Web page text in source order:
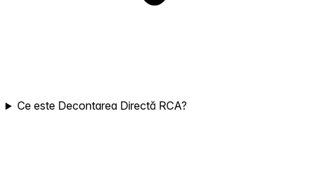
Ce este Decontarea Directă RCA?